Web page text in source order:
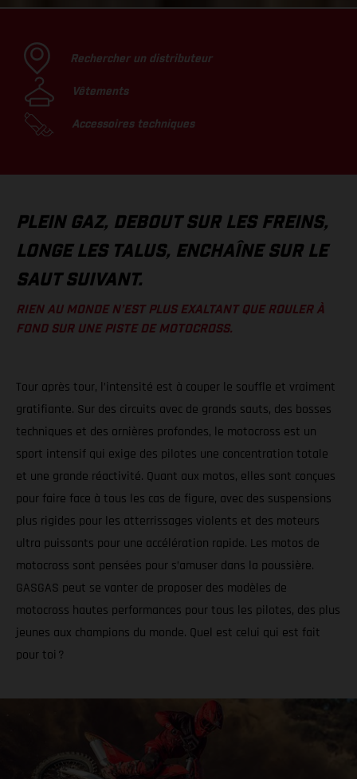
Rechercher un distributeur
Vêtements
Accessoires techniques
PLEIN GAZ, DEBOUT SUR LES FREINS,
LONGE LES TALUS, ENCHAÎNE SUR LE
SAUT SUIVANT.
RIEN AU MONDE N’EST PLUS EXALTANT QUE ROULER À
FOND SUR UNE PISTE DE MOTOCROSS.
Tour après tour, l’intensité est à couper le souffle et vraiment
gratifiante. Sur des circuits avec de grands sauts, des bosses
techniques et des ornières profondes, le motocross est un
sport intensif qui exige des pilotes une concentration totale
et une grande réactivité. Quant aux motos, elles sont conçues
pour faire face à tous les cas de figure, avec des suspensions
plus rigides pour les atterrissages violents et des moteurs
ultra puissants pour une accélération rapide. Les motos de
motocross sont pensées pour s’amuser dans la poussière.
GASGAS peut se vanter de proposer des modèles de
motocross hautes performances pour tous les pilotes, des plus
jeunes aux champions du monde. Quel est celui qui est fait
pour toi ?